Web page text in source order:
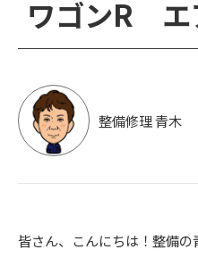
ワゴンR エ
整備修理 青木
皆さん、こんにちは！整備